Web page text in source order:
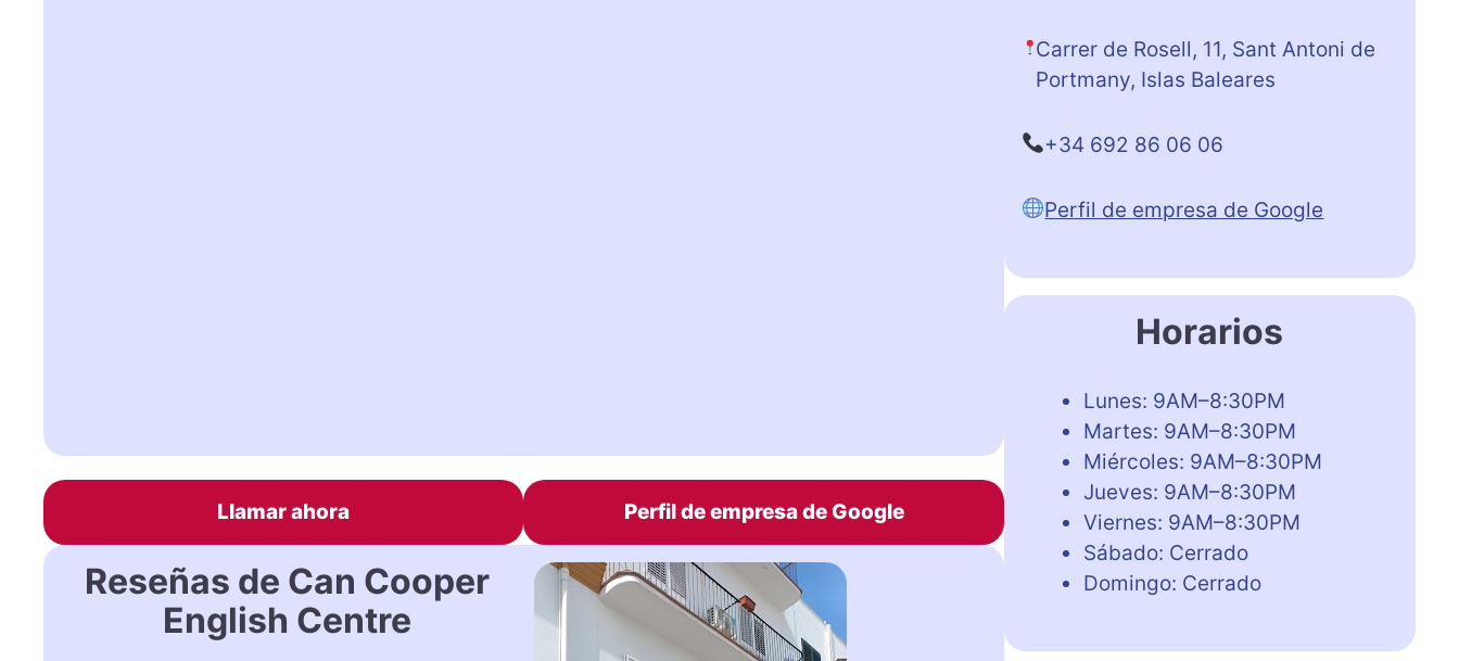
Llamar ahora Perfil de empresa de Google
Reseñas de Can Cooper
English Centre
Carrer de Rosell, 11, Sant Antoni de
Portmany, Islas Baleares
+34 692 86 06 06
Perfil de empresa de Google
Horarios
Lunes: 9AM–8:30PM
Martes: 9AM–8:30PM
Miércoles: 9AM–8:30PM
Jueves: 9AM–8:30PM
Viernes: 9AM–8:30PM
Sábado: Cerrado
Domingo: Cerrado